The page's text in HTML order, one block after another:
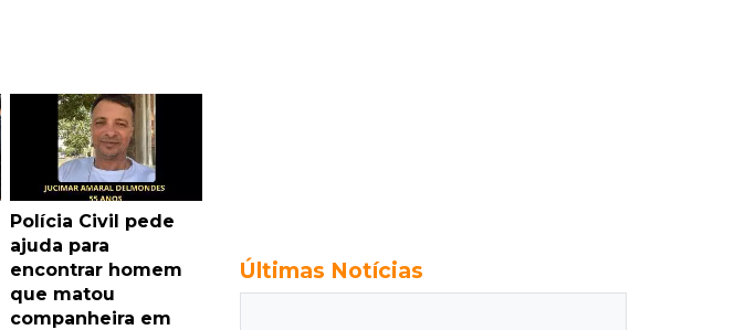
Polícia Civil pede
ajuda para
encontrar homem
que matou
companheira em
Últimas Notícias